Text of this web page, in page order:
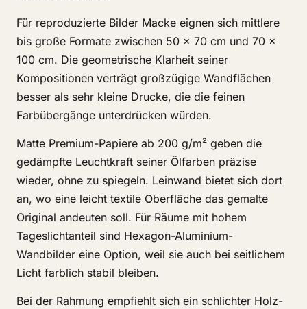
Für reproduzierte Bilder Macke eignen sich mittlere
bis große Formate zwischen 50 × 70 cm und 70 ×
100 cm. Die geometrische Klarheit seiner
Kompositionen verträgt großzügige Wandflächen
besser als sehr kleine Drucke, die die feinen
Farbübergänge unterdrücken würden.
Matte Premium-Papiere ab 200 g/m² geben die
gedämpfte Leuchtkraft seiner Ölfarben präzise
wieder, ohne zu spiegeln. Leinwand bietet sich dort
an, wo eine leicht textile Oberfläche das gemalte
Original andeuten soll. Für Räume mit hohem
Tageslichtanteil sind Hexagon-Aluminium-
Wandbilder eine Option, weil sie auch bei seitlichem
Licht farblich stabil bleiben.
Bei der Rahmung empfiehlt sich ein schlichter Holz-